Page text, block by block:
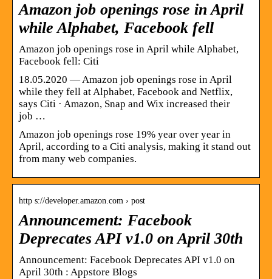
Amazon job openings rose in April
while Alphabet, Facebook fell
Amazon job openings rose in April while Alphabet,
Facebook fell: Citi
18.05.2020 — Amazon job openings rose in April
while they fell at Alphabet, Facebook and Netflix,
says Citi · Amazon, Snap and Wix increased their
job …
Amazon job openings rose 19% year over year in
April, according to a Citi analysis, making it stand out
from many web companies.
http s://developer.amazon.com › post
Announcement: Facebook
Deprecates API v1.0 on April 30th
Announcement: Facebook Deprecates API v1.0 on
April 30th : Appstore Blogs